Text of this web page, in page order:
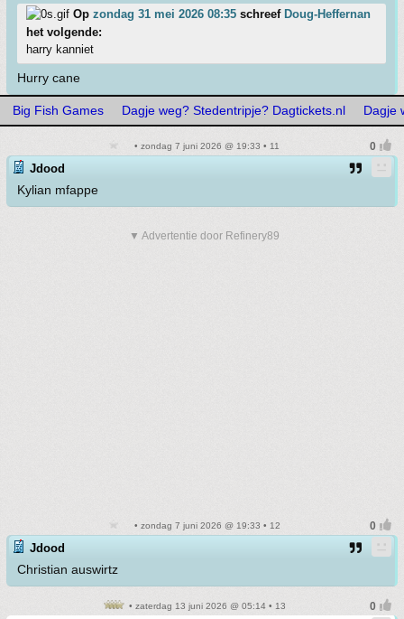
Op zondag 31 mei 2026 08:35 schreef Doug-Heffernan
het volgende:
harry kanniet
Hurry cane
Big Fish Games Dagje weg? Stedentripje? Dagtickets.nl Dagje
• zondag 7 juni 2026 @ 19:33 • 11
Jdood
Kylian mfappe
▼ Advertentie door Refinery89
• zondag 7 juni 2026 @ 19:33 • 12
Jdood
Christian auswirtz
• zaterdag 13 juni 2026 @ 05:14 • 13